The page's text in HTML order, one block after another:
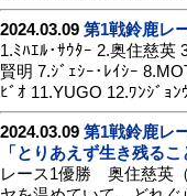
2024.03.09 第1戦鈴鹿レ
1.ﾐﾊｴﾙ･ｻｳﾀｰ 2.奥住慈英
賢明 7.ｼﾞｪｼｰ･ﾚｲｼｰ
ﾋﾞｵ 11.YUGO 12.ﾜﾝｼﾞｮ
2024.03.09 第1戦鈴鹿レ
「とりあえず生き残る
レース1優勝 奥住慈英